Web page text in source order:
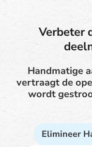
Verbeter
Handmatige
vertraagt de
wordt
Elimineer